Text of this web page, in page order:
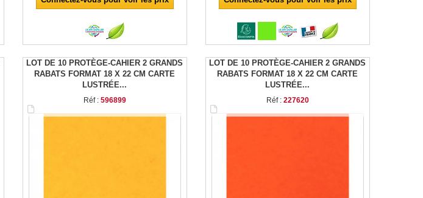
LOT DE 10 PROTÈGE-CAHIER 2 GRANDS
RABATS FORMAT 18 X 22 CM CARTE
LUSTRÉE...
Réf : 596899
LOT DE 10 PROTÈGE-CAHIER 2 GRANDS
RABATS FORMAT 18 X 22 CM CARTE
LUSTRÉE...
Réf : 227620